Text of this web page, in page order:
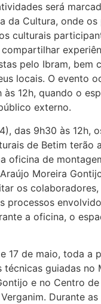
será
da Cultura, onde
culturais
pelo Ibram, bem
locais. O evento
às 12h, quando o
externo.
das 9h30 às 12h,
de Betim terão
oficina de
Moreira
os
processos
a oficina, o
17 de maio, toda a
técnicas guiadas no
e no Centro
Durante